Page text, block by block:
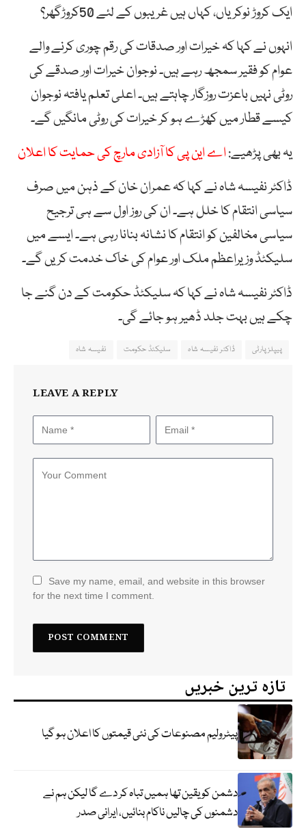
ایک کروڑ نوکریاں، کہاں ہیں غریبوں کے لئے 50کروڑگھر؟
انہوں نے کہا کہ خیرات اور صدقات کی رقم چوری کرنے والے
عوام کو فقیر سمجھ رہے ہیں۔ نوجوان خیرات اور صدقے کی
روٹی نہیں باعزت روزگار چاہتے ہیں۔ اعلی تعلم یافتہ نوجوان
کیسے قطار میں کھڑے ہو کر خیرات کی روٹی مانگیں گے۔
یہ بھی پڑھیے:اے این پی کا آزادی مارچ کی حمایت کا اعلان
ڈاکٹر نفیسہ شاہ نے کہا کہ عمران خان کے ذہن میں صرف
سیاسی انتقام کا خلل ہے۔ ان کی روز اول سے ہی ترجیح
سیاسی مخالفین کو انتقام کا نشانہ بنانا رہی ہے۔ ایسے میں
سلیکٹڈ وزیراعظم ملک اور عوام کی خاک خدمت کریں گے۔
ڈاکٹر نفیسہ شاہ نے کہا کہ سلیکٹڈ حکومت کے دن گنے جا
چکے ہیں بہت جلد ڈھیر ہو جائے گی۔
پیپلزپارٹی ڈاکٹر نفیسہ شاہ سلیکٹڈ حکومت نفیسہ شاہ
LEAVE A REPLY
Save my name, email, and website in this browser
for the next time I comment.
تازہ ترین خبریں
پیٹرولیم مصنوعات کی نئی قیمتوں کا اعلان ہو گیا
دشمن کو یقین تھا ہمیں تباہ کر دے گا لیکن ہم نے
دشمنوں کی چالیں ناکام بنائیں، ایرانی صدر